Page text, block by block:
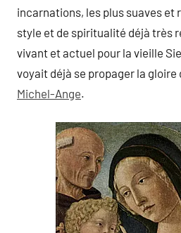
incarnations, les plus suaves et
style et de spiritualité déjà très
vivant et actuel pour la vieille
voyait déjà se propager la gloire
Michel-Ange.